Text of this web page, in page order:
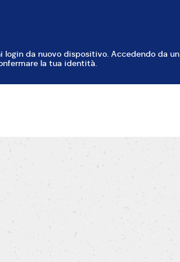
da nuovo dispositivo. Accedendo da un
la tua identità.